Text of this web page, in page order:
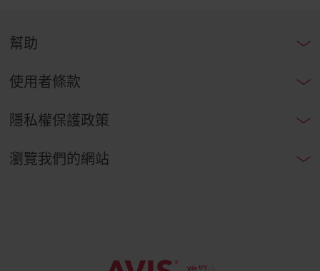
幫助
使用者條款
隱私權保護政策
瀏覽我們的網站